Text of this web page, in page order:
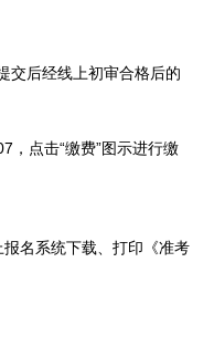
交后经线上初审合格后的
，点击“缴费”图示进行缴
名系统下载、打印《准考